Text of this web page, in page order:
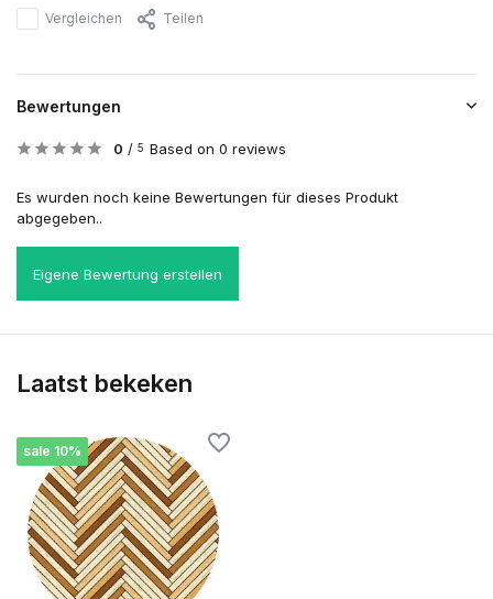
Vergleichen Teilen
Bewertungen
0 / 5 Based on 0 reviews
Es wurden noch keine Bewertungen für dieses Produkt
abgegeben..
Eigene Bewertung erstellen
Laatst bekeken
sale 10%